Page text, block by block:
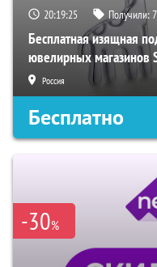
20:19:24 Получили:
Бесплатная изящная
ювелирных магазинов
Россия
Бесплатно
-30%